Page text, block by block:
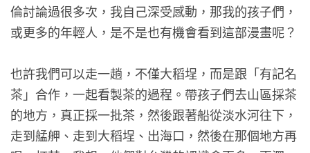
倫討論過很多次，我自己深受感動，那我的孩子們，
或更多的年輕人，是不是也有機會看到這部漫畫呢？
也許我們可以走一趟，不僅大稻埕，而是跟「有記名
茶」合作，一起看製茶的過程。帶孩子們去山區採茶
的地方，真正採一批茶，然後跟著船從淡水河往下，
走到艋舺、走到大稻埕、出海口，然後在那個地方再